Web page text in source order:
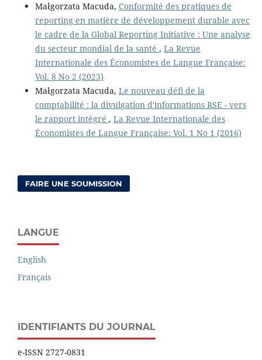
Małgorzata Macuda, Conformité des pratiques de
reporting en matière de développement durable avec
le cadre de la Global Reporting Initiative : Une analyse
du secteur mondial de la santé , La Revue
Internationale des Économistes de Langue Française:
Vol. 8 No 2 (2023)
Małgorzata Macuda, Le nouveau défi de la
comptabilité : la divulgation d'informations RSE - vers
le rapport intégré , La Revue Internationale des
Économistes de Langue Française: Vol. 1 No 1 (2016)
FAIRE UNE SOUMISSION
LANGUE
English
Français
IDENTIFIANTS DU JOURNAL
e-ISSN 2727-0831